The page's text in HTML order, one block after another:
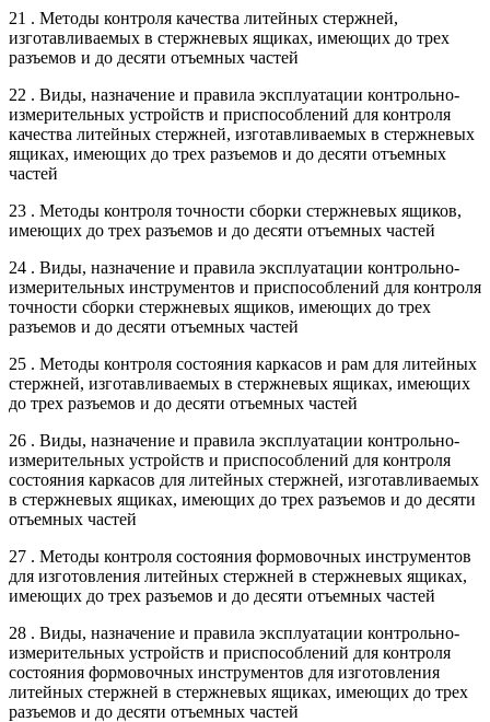
21 . Методы контроля качества литейных стержней,
изготавливаемых в стержневых ящиках, имеющих до трех
разъемов и до десяти отъемных частей
22 . Виды, назначение и правила эксплуатации контрольно-
измерительных устройств и приспособлений для контроля
качества литейных стержней, изготавливаемых в стержневых
ящиках, имеющих до трех разъемов и до десяти отъемных
частей
23 . Методы контроля точности сборки стержневых ящиков,
имеющих до трех разъемов и до десяти отъемных частей
24 . Виды, назначение и правила эксплуатации контрольно-
измерительных инструментов и приспособлений для контроля
точности сборки стержневых ящиков, имеющих до трех
разъемов и до десяти отъемных частей
25 . Методы контроля состояния каркасов и рам для литейных
стержней, изготавливаемых в стержневых ящиках, имеющих
до трех разъемов и до десяти отъемных частей
26 . Виды, назначение и правила эксплуатации контрольно-
измерительных устройств и приспособлений для контроля
состояния каркасов для литейных стержней, изготавливаемых
в стержневых ящиках, имеющих до трех разъемов и до десяти
отъемных частей
27 . Методы контроля состояния формовочных инструментов
для изготовления литейных стержней в стержневых ящиках,
имеющих до трех разъемов и до десяти отъемных частей
28 . Виды, назначение и правила эксплуатации контрольно-
измерительных устройств и приспособлений для контроля
состояния формовочных инструментов для изготовления
литейных стержней в стержневых ящиках, имеющих до трех
разъемов и до десяти отъемных частей